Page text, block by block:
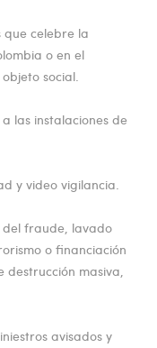
que celebre la
o en el
social.
las instalaciones de
y video vigilancia.
del fraude, lavado
o financiación
masiva,
avisados y